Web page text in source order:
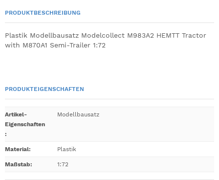
PRODUKTBESCHREIBUNG
Plastik Modellbausatz Modelcollect M983A2 HEMTT Tractor
with M870A1 Semi-Trailer 1:72
PRODUKTEIGENSCHAFTEN
Artikel-
Eigenschaften
:
Modellbausatz
Material: Plastik
Maßstab: 1:72